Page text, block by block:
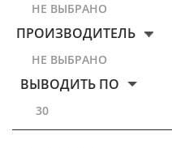
НЕ ВЫБРАНО
ПРОИЗВОДИТЕЛЬ
НЕ ВЫБРАНО
ВЫВОДИТЬ ПО
30